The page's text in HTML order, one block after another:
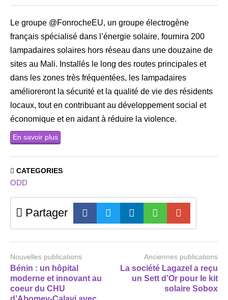
Le groupe @FonrocheEU, un groupe électrogène
français spécialisé dans l’énergie solaire, fournira 200
lampadaires solaires hors réseau dans une douzaine de
sites au Mali. Installés le long des routes principales et
dans les zones très fréquentées, les lampadaires
amélioreront la sécurité et la qualité de vie des résidents
locaux, tout en contribuant au développement social et
économique et en aidant à réduire la violence.
En savoir plus
CATEGORIES
ODD
Partager
Nouvelles publications
Bénin : un hôpital
moderne et innovant au
coeur du CHU
Anciennes publications
La société Lagazel a reçu
un Sett d’Or pour le kit
solaire Sobox